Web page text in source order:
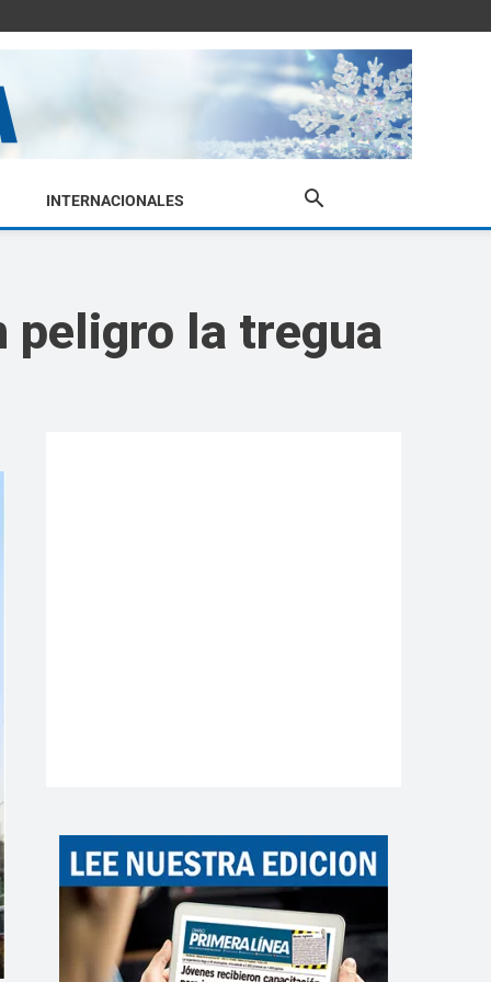
INTERNACIONALES
peligro la tregua